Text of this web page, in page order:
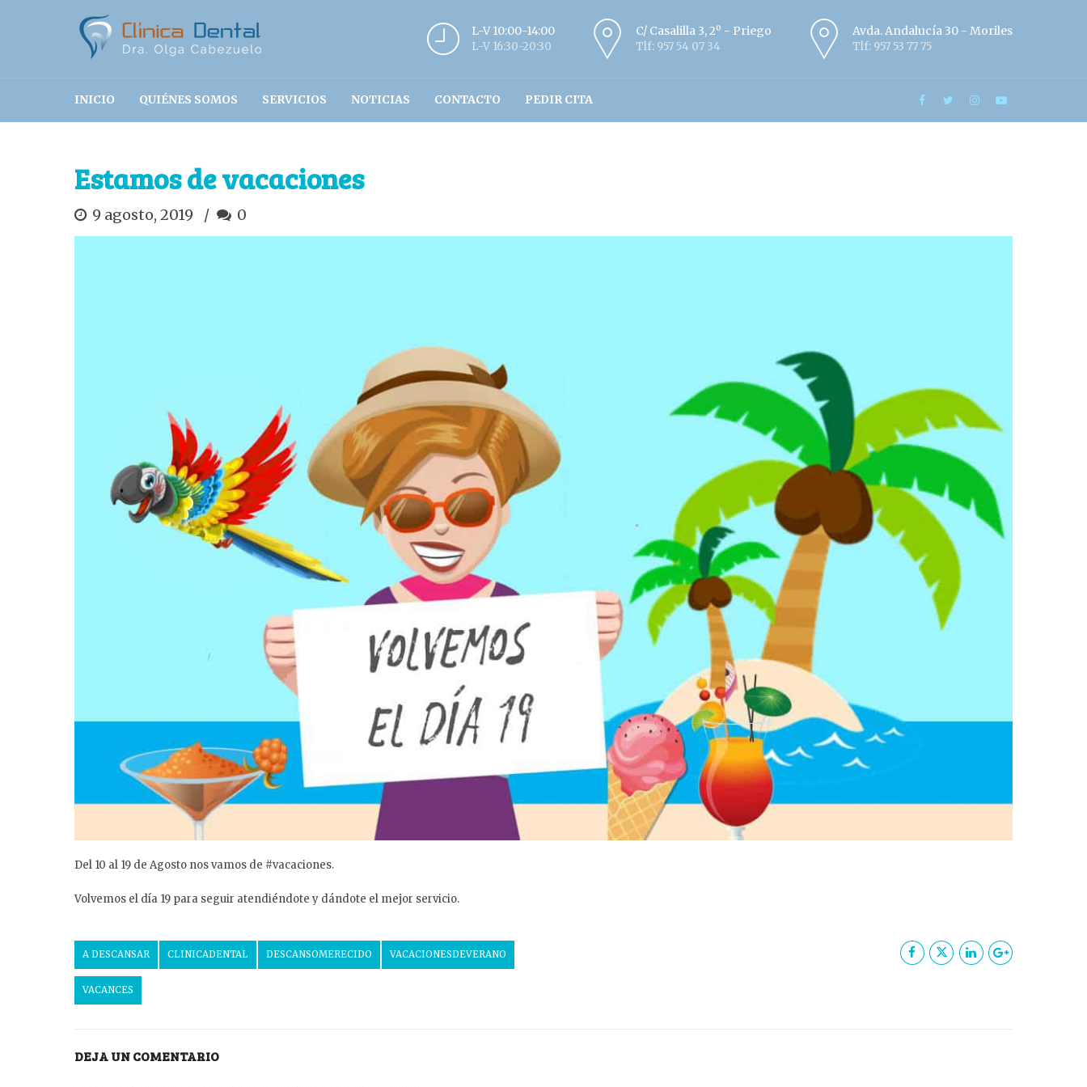
L-V 10:00-14:00
L-V 16:30-20:30
C/ Casalilla 3, 2º - Priego
Tlf: 957 54 07 34
Avda. Andalucía 30 - Moriles
Tlf: 957 53 77 75
INICIO QUIÉNES SOMOS SERVICIOS NOTICIAS CONTACTO PEDIR CITA
Estamos de vacaciones
9 agosto, 2019 0
Del 10 al 19 de Agosto nos vamos de #vacaciones.
Volvemos el día 19 para seguir atendiéndote y dándote el mejor servicio.
A DESCANSAR CLINICADENTAL DESCANSOMERECIDO VACACIONESDEVERANO
VACANCES
DEJA UN COMENTARIO